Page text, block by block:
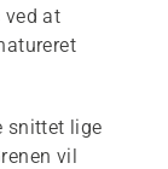
ved at
snittet lige
vil